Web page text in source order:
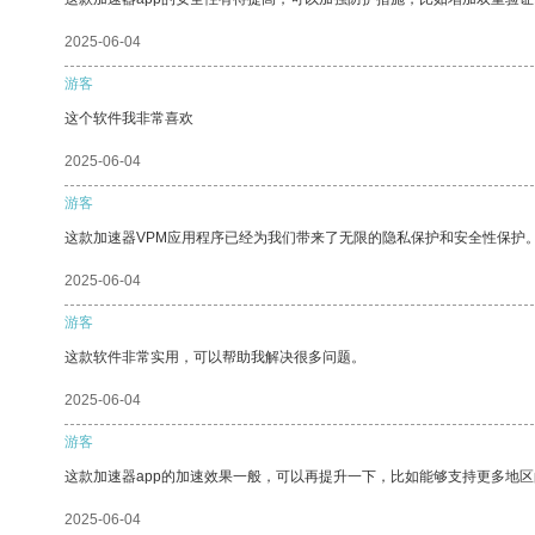
2025-06-04
游客
这个软件我非常喜欢
2025-06-04
游客
这款加速器VPM应用程序已经为我们带来了无限的隐私保护和安全性保护。
2025-06-04
游客
这款软件非常实用，可以帮助我解决很多问题。
2025-06-04
游客
这款加速器app的加速效果一般，可以再提升一下，比如能够支持更多地区
2025-06-04